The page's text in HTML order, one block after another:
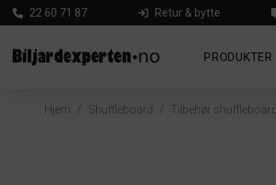
22 60 71 87 Retur & bytte
PRODUKTER
Hjem / Shuffleboard / Tilbehør shuffleboard